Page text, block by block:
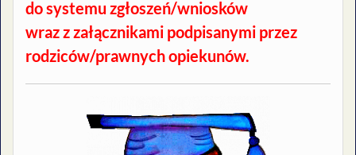
do systemu zgłoszeń/wniosków
wraz z załącznikami podpisanymi przez
rodziców/prawnych opiekunów.